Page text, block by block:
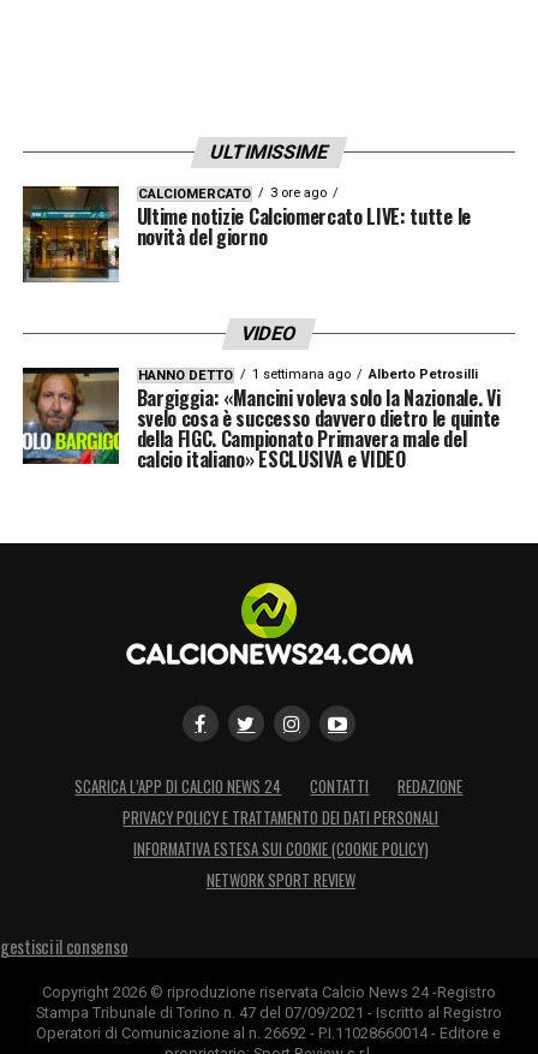
lunedì successivo. Il calendario era molto
compresso e serviva garantire almeno
cinque giorni tra l’eventuale spareggio e la
finale europea. Con la nuova regola, in una
alcuna partita supplementare: titolo o
salvezza verrebbero assegnati direttamente
tramite gli scontri diretti.
ULTIMISSIME
CALCIOMERCATO 3 ore ago
Ultime notizie Calciomercato LIVE: tutte le
novità del giorno
VIDEO
HANNO DETTO 1 settimana ago Alberto Petrosilli
Bargiggia: «Mancini voleva solo la Nazionale. Vi
svelo cosa è successo davvero dietro le quinte
della FIGC. Campionato Primavera male del
calcio italiano» ESCLUSIVA e VIDEO
SCARICA L’APP DI CALCIO NEWS 24 CONTATTI
REDAZIONE
PRIVACY POLICY E TRATTAMENTO DEI DATI PERSONALI
INFORMATIVA ESTESA SUI COOKIE (COOKIE POLICY)
NETWORK SPORT REVIEW
gestisci il consenso
Copyright 2026 © riproduzione riservata Calcio News 24 -Registro
Stampa Tribunale di Torino n. 47 del 07/09/2021 - Iscritto al Registro
Operatori di Comunicazione al n. 26692 - P.I.11028660014 - Editore e